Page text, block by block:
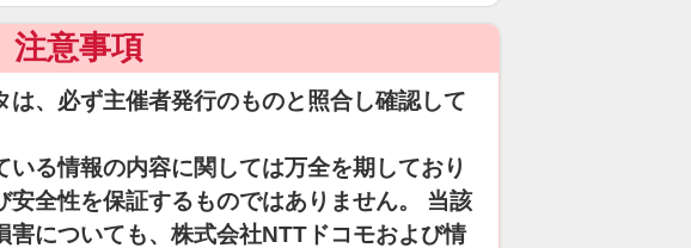
注意事項
、必ず主催者発行のものと照合し確認して
る情報の内容に関しては万全を期しており
安全性を保証するものではありません。 当該
害についても、株式会社NTTドコモおよび情